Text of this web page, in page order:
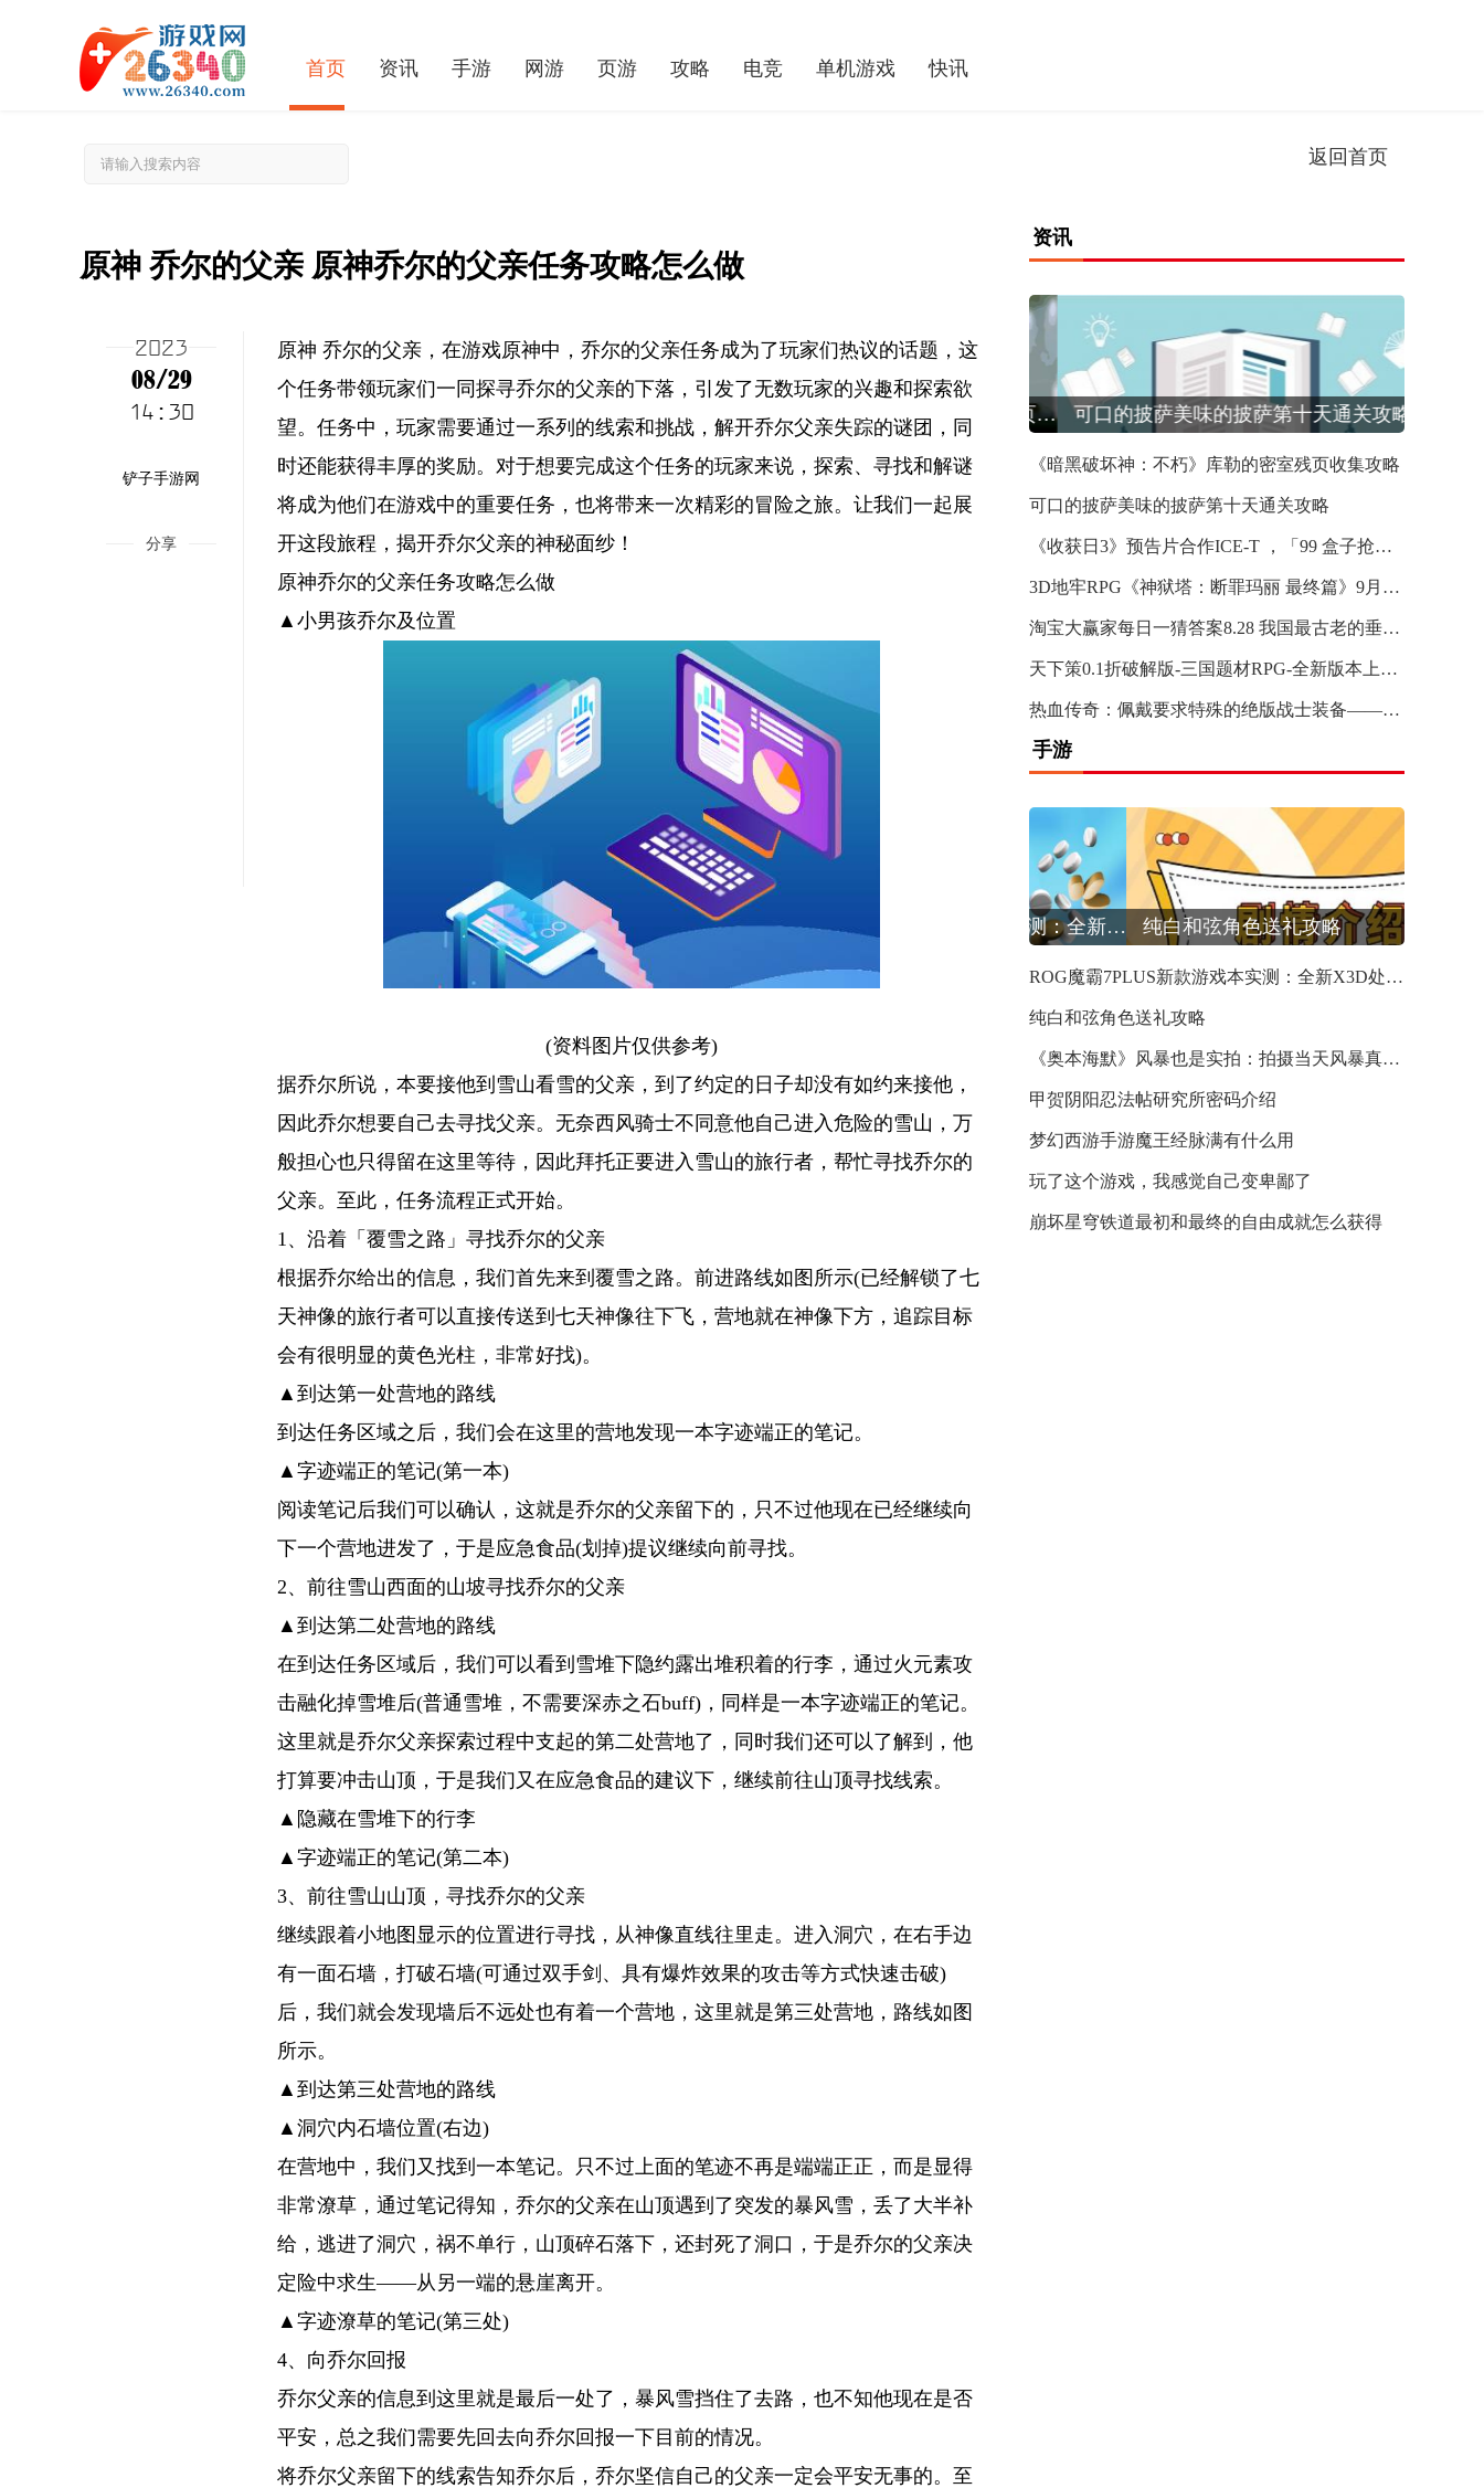
首页 资讯 手游 网游 页游 攻略 电竞 单机游戏 快讯
返回首页
原神 乔尔的父亲 原神乔尔的父亲任务攻略怎么做
2023
08/29
14:30
铲子手游网
分享
原神 乔尔的父亲，在游戏原神中，乔尔的父亲任务成为了玩家们热议的话题，这
个任务带领玩家们一同探寻乔尔的父亲的下落，引发了无数玩家的兴趣和探索欲
望。任务中，玩家需要通过一系列的线索和挑战，解开乔尔父亲失踪的谜团，同
时还能获得丰厚的奖励。对于想要完成这个任务的玩家来说，探索、寻找和解谜
将成为他们在游戏中的重要任务，也将带来一次精彩的冒险之旅。让我们一起展
开这段旅程，揭开乔尔父亲的神秘面纱！
原神乔尔的父亲任务攻略怎么做
▲小男孩乔尔及位置
(资料图片仅供参考)
据乔尔所说，本要接他到雪山看雪的父亲，到了约定的日子却没有如约来接他，
因此乔尔想要自己去寻找父亲。无奈西风骑士不同意他自己进入危险的雪山，万
般担心也只得留在这里等待，因此拜托正要进入雪山的旅行者，帮忙寻找乔尔的
父亲。至此，任务流程正式开始。
1、沿着「覆雪之路」寻找乔尔的父亲
根据乔尔给出的信息，我们首先来到覆雪之路。前进路线如图所示(已经解锁了七
天神像的旅行者可以直接传送到七天神像往下飞，营地就在神像下方，追踪目标
会有很明显的黄色光柱，非常好找)。
▲到达第一处营地的路线
到达任务区域之后，我们会在这里的营地发现一本字迹端正的笔记。
▲字迹端正的笔记(第一本)
阅读笔记后我们可以确认，这就是乔尔的父亲留下的，只不过他现在已经继续向
下一个营地进发了，于是应急食品(划掉)提议继续向前寻找。
2、前往雪山西面的山坡寻找乔尔的父亲
▲到达第二处营地的路线
在到达任务区域后，我们可以看到雪堆下隐约露出堆积着的行李，通过火元素攻
击融化掉雪堆后(普通雪堆，不需要深赤之石buff)，同样是一本字迹端正的笔记。
这里就是乔尔父亲探索过程中支起的第二处营地了，同时我们还可以了解到，他
打算要冲击山顶，于是我们又在应急食品的建议下，继续前往山顶寻找线索。
▲隐藏在雪堆下的行李
▲字迹端正的笔记(第二本)
3、前往雪山山顶，寻找乔尔的父亲
继续跟着小地图显示的位置进行寻找，从神像直线往里走。进入洞穴，在右手边
有一面石墙，打破石墙(可通过双手剑、具有爆炸效果的攻击等方式快速击破)
后，我们就会发现墙后不远处也有着一个营地，这里就是第三处营地，路线如图
所示。
▲到达第三处营地的路线
▲洞穴内石墙位置(右边)
在营地中，我们又找到一本笔记。只不过上面的笔迹不再是端端正正，而是显得
非常潦草，通过笔记得知，乔尔的父亲在山顶遇到了突发的暴风雪，丢了大半补
给，逃进了洞穴，祸不单行，山顶碎石落下，还封死了洞口，于是乔尔的父亲决
定险中求生——从另一端的悬崖离开。
▲字迹潦草的笔记(第三处)
4、向乔尔回报
乔尔父亲的信息到这里就是最后一处了，暴风雪挡住了去路，也不知他现在是否
平安，总之我们需要先回去向乔尔回报一下目前的情况。
将乔尔父亲留下的线索告知乔尔后，乔尔坚信自己的父亲一定会平安无事的。至
资讯
《收获日3》预告片合作ICE-T ，「99 盒子抢劫」首度公开并提供现场游玩 可口的披萨美味的披萨第十天通关攻略
《暗黑破坏神：不朽》库勒的密室残页收集攻略
可口的披萨美味的披萨第十天通关攻略
《收获日3》预告片合作ICE-T ，「99 盒子抢劫」首度公开并提供现场游玩
3D地牢RPG《神狱塔：断罪玛丽 最终篇》9月13日于Steam发售
淘宝大赢家每日一猜答案8.28 我国最古老的垂直“电梯”出现在何时期
天下策0.1折破解版-三国题材RPG-全新版本上线，豪华福利等你来享！
热血传奇：佩戴要求特殊的绝版战士装备——天之黑铁头盔
手游
纯白和弦角色送礼攻略
ROG魔霸7PLUS新款游戏本实测：全新X3D处理器游戏性能提升15%
纯白和弦角色送礼攻略
《奥本海默》风暴也是实拍：拍摄当天风暴真来了
甲贺阴阳忍法帖研究所密码介绍
梦幻西游手游魔王经脉满有什么用
玩了这个游戏，我感觉自己变卑鄙了
崩坏星穹铁道最初和最终的自由成就怎么获得